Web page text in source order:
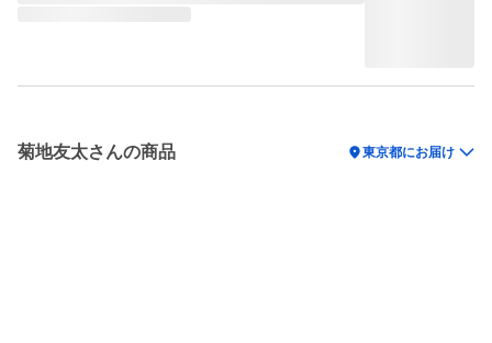
菊地友太さんの商品 location_on東京都にお届け